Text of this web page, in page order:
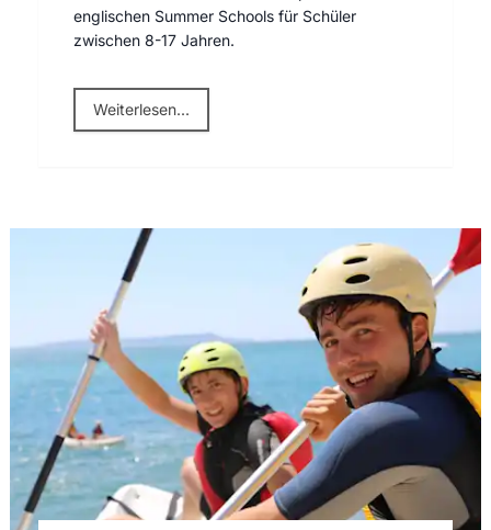
englischen Summer Schools für Schüler
zwischen 8-17 Jahren.
Weiterlesen...
Summer School: Anmeldung & Ablauf